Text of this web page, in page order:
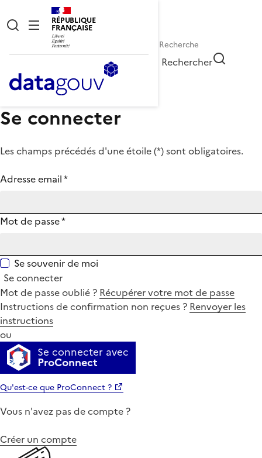
RÉPUBLIQUE
FRANÇAISE
Rechercher
Se connecter
Les champs précédés d'une étoile (*) sont obligatoires.
Adresse email*
Mot de passe*
Se souvenir de moi
Se connecter
Mot de passe oublié ? Récupérer votre mot de passe
Instructions de confirmation non reçues ? Renvoyer les
instructions
ou
Se connecter avec
ProConnect
Qu'est-ce que ProConnect ?
Vous n'avez pas de compte ?
Créer un compte